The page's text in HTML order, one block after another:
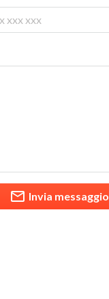
Invia messaggio